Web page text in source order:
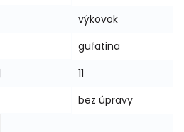
výkovok
guľatina
11
bez úpravy